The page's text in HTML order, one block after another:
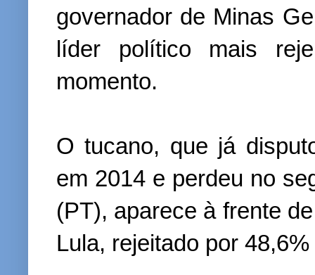
governador de Minas
líder político mais
momento.
O tucano, que já
em 2014 e perdeu no
(PT), aparece à frente
Lula, rejeitado por